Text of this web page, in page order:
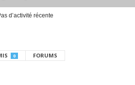
d’activité récente
0 FORUMS